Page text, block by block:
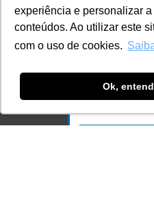
experiência e personalizar a
conteúdos. Ao utilizar este
com o uso de cookies.
Ok,